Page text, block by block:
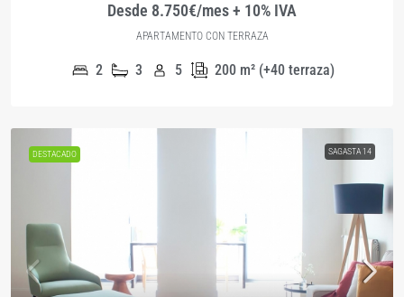
Desde 8.750€/mes + 10% IVA
APARTAMENTO CON TERRAZA
2 3 5 200 m² (+40 terraza)
DESTACADO SAGASTA 14